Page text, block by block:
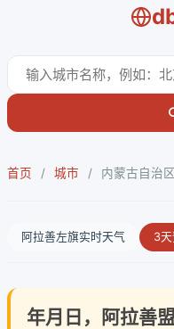
首页 / 城市 / 内蒙古自治区
阿拉善左旗实时天气 3
年月日，阿拉善